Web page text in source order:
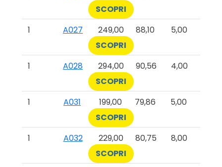
SCOPRI
1
A027 249,00 88,10
5,00
SCOPRI
1
A028 294,00 90,56
4,00
SCOPRI
1
A031 199,00 79,86
5,00
SCOPRI
1
A032 229,00 80,75
8,00
SCOPRI